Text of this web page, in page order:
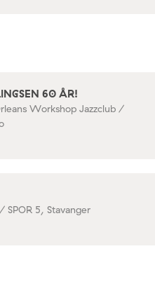
60 ÅR!
Workshop Jazzclub /
SPOR 5, Stavanger